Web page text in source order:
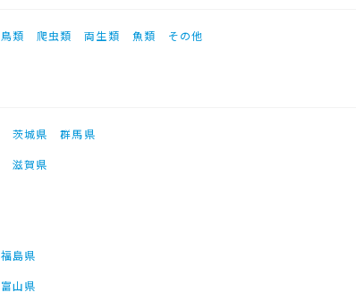
鳥類 爬虫類 両生類 魚類 その他
茨城県
群馬県
滋賀県
福島県
富山県